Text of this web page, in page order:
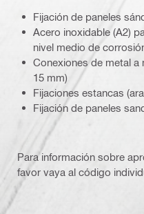
Fijación de paneles
Acero inoxidable (A2)
nivel medio de
Conexiones de metal a
15 mm)
Fijaciones estancas
Fijación de paneles
Para información sobre
favor vaya al código